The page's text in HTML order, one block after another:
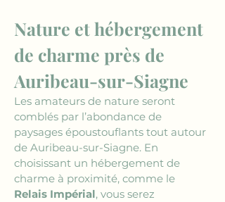
Nature et hébergement
de charme près de
Auribeau-sur-Siagne
Les amateurs de nature seront
comblés par l’abondance de
paysages époustouflants tout autour
de Auribeau-sur-Siagne. En
choisissant un hébergement de
charme à proximité, comme le
Relais Impérial, vous serez